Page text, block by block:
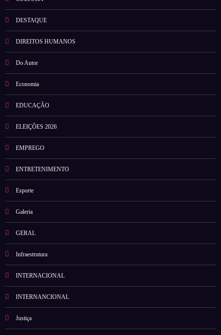
DESTAQUE
DIREITOS HUMANOS
Do Autor
Economia
EDUCAÇÃO
ELEIÇÕES 2026
EMPREGO
ENTRETENIMENTO
Esporte
Galeria
GERAL
Infraestrutura
INTERNACIONAL
INTERNANCIONAL
Justiça